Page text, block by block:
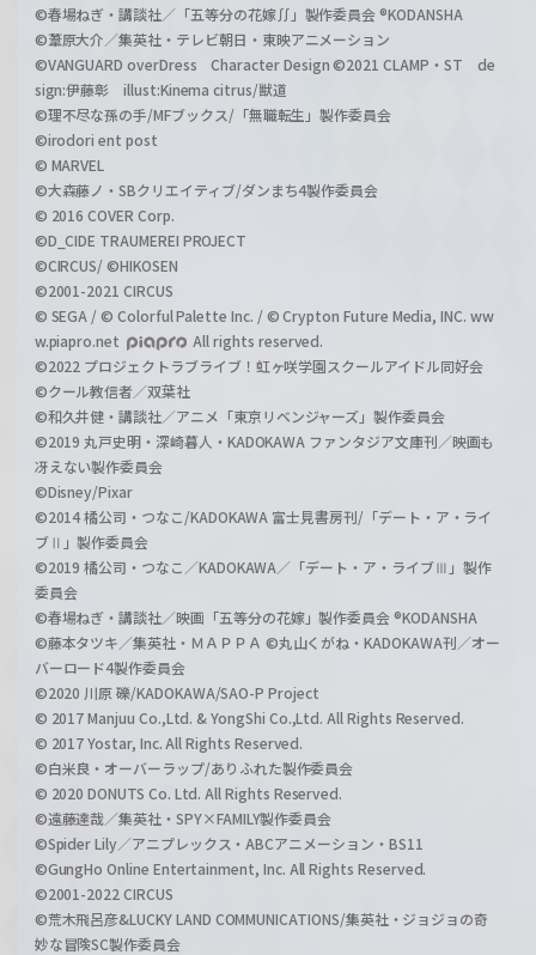
©春場ねぎ・講談社／「五等分の花嫁∬」製作委員会 ®KODANSHA
©葦原大介／集英社・テレビ朝日・東映アニメーション
©VANGUARD overDress Character Design ©2021 CLAMP・ST de
sign:伊藤彰 illust:Kinema citrus/獣道
©理不尽な孫の手/MFブックス/「無職転生」製作委員会
©irodori ent post
© MARVEL
©大森藤ノ・SBクリエイティブ/ダンまち4製作委員会
© 2016 COVER Corp.
©D_CIDE TRAUMEREI PROJECT
©CIRCUS/ ©HIKOSEN
©2001-2021 CIRCUS
© SEGA / © Colorful Palette Inc. / © Crypton Future Media, INC. ww
w.piapro.net
All rights reserved.
©2022 プロジェクトラブライブ！虹ヶ咲学園スクールアイドル同好会
©クール教信者／双葉社
©和久井健・講談社／アニメ「東京リベンジャーズ」製作委員会
©2019 丸戸史明・深崎暮人・KADOKAWA ファンタジア文庫刊／映画も
冴えない製作委員会
©Disney/Pixar
©2014 橘公司・つなこ/KADOKAWA 富士見書房刊/「デート・ア・ライ
ブⅡ」製作委員会
©2019 橘公司・つなこ／KADOKAWA／「デート・ア・ライブⅢ」製作
委員会
©春場ねぎ・講談社／映画「五等分の花嫁」製作委員会 ®KODANSHA
©藤本タツキ／集英社・ＭＡＰＰＡ ©丸山くがね・KADOKAWA刊／オー
バーロード4製作委員会
©2020 川原 礫/KADOKAWA/SAO-P Project
© 2017 Manjuu Co.,Ltd. & YongShi Co.,Ltd. All Rights Reserved.
© 2017 Yostar, Inc. All Rights Reserved.
©白米良・オーバーラップ/ありふれた製作委員会
© 2020 DONUTS Co. Ltd. All Rights Reserved.
©遠藤達哉／集英社・SPY×FAMILY製作委員会
©Spider Lily／アニプレックス・ABCアニメーション・BS11
©GungHo Online Entertainment, Inc. All Rights Reserved.
©2001-2022 CIRCUS
©荒木飛呂彦&LUCKY LAND COMMUNICATIONS/集英社・ジョジョの奇
妙な冒険SC製作委員会